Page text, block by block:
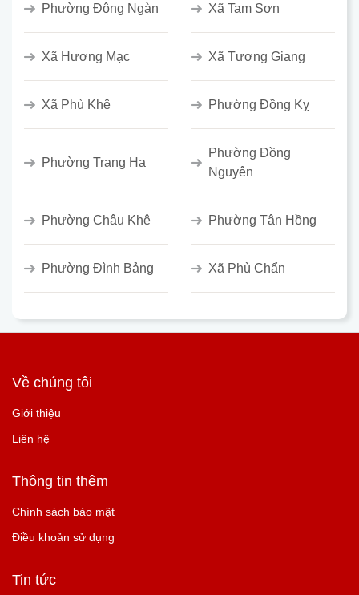
Phường Đông Ngàn Xã Tam Sơn
Xã Hương Mạc Xã Tương Giang
Xã Phù Khê Phường Đồng Kỵ
Phường Trang Hạ
Phường Đồng
Nguyên
Phường Châu Khê Phường Tân Hồng
Phường Đình Bảng Xã Phù Chẩn
Về chúng tôi
Giới thiệu
Liên hệ
Thông tin thêm
Chính sách bảo mật
Điều khoản sử dụng
Tin tức